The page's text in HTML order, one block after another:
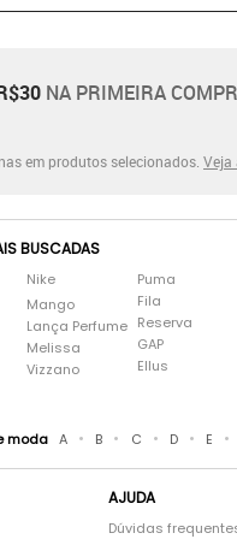
NA PRIMEIRA
em produtos selecionados. Veja
BUSCADAS
Nike
Mango
Lança Perfume
Melissa
Vizzano
Puma
Fila
Reserva
GAP
Ellus
moda A • B • C • D • E •
AJUDA
Dúvidas